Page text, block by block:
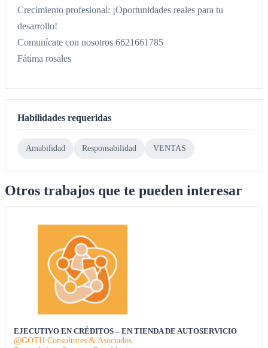
Crecimiento profesional: ¡Oportunidades reales para tu
desarrollo!
Comunícate con nosotros 6621661785
Fátima rosales
Habilidades requeridas
Amabilidad Responsabilidad VENTAS
Otros trabajos que te pueden interesar
EJECUTIVO EN CRÉDITOS – EN TIENDA DE AUTOSERVICIO
@GOTH Consultores & Asociados